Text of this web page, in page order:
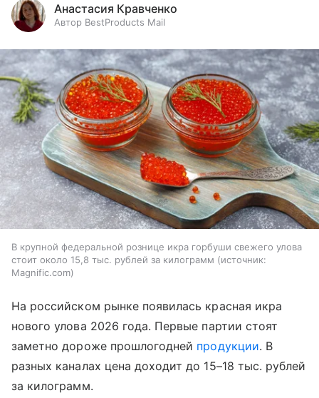
Анастасия Кравченко
Автор BestProducts Mail
В крупной федеральной рознице икра горбуши свежего улова
стоит около 15,8 тыс. рублей за килограмм
источник:
Magnific.com
На российском рынке появилась красная икра
нового улова 2026 года. Первые партии стоят
заметно дороже прошлогодней продукции. В
разных каналах цена доходит до 15–18 тыс. рублей
за килограмм.